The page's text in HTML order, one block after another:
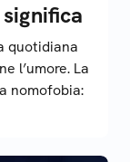
quotidiana
l’umore. La
nomofobia: